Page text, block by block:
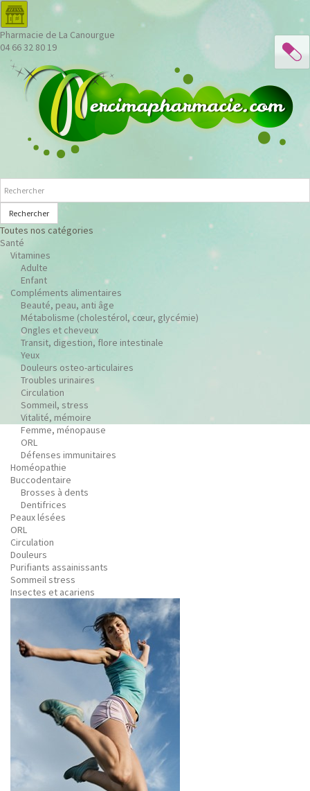
Pharmacie de La Canourgue
04 66 32 80 19
Rechercher
Toutes nos catégories
Santé
Vitamines
Adulte
Enfant
Compléments alimentaires
Beauté, peau, anti âge
Métabolisme (cholestérol, cœur, glycémie)
Ongles et cheveux
Transit, digestion, flore intestinale
Yeux
Douleurs osteo-articulaires
Troubles urinaires
Circulation
Sommeil, stress
Vitalité, mémoire
Femme, ménopause
ORL
Défenses immunitaires
Homéopathie
Buccodentaire
Brosses à dents
Dentifrices
Peaux lésées
ORL
Circulation
Douleurs
Purifiants assainissants
Sommeil stress
Insectes et acariens